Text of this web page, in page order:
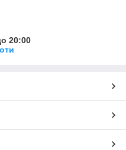
20:00